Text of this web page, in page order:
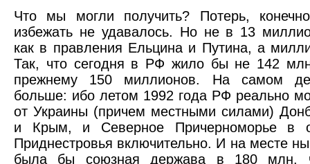
Что мы могли получить? Потерь,
избежать не удавалось. Но не в 13
как в правления Ельцина и Путина, а
Так, что сегодня в РФ жило бы не 142
прежнему 150 миллионов. На самом
больше: ибо летом 1992 года РФ реально
от Украины (причем местными силами)
и Крым, и Северное Причерноморье в
Приднестровья включительно. И на месте
была бы союзная держава в 180 млн.